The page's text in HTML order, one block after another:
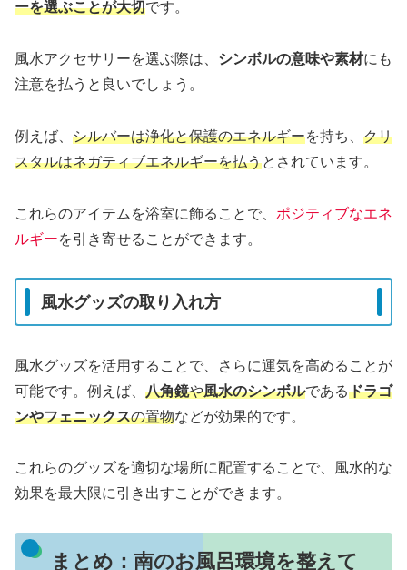
ーを選ぶことが大切です。
風水アクセサリーを選ぶ際は、 シンボルの意味や素材にも
注意を払うと良いでしょう。
例えば、 シルバーは浄化と保護のエネルギーを持ち、 クリ
スタルはネガティブエネルギーを払うとされています。
これらのアイテムを浴室に飾ることで、 ポジティブなエネ
ルギーを引き寄せることができます。
風水グッズの取り入れ方
風水グッズを活用することで、さらに運気を高めることが
可能です。例えば、 八角鏡や風水のシンボルであるドラゴ
ンやフェニックスの置物などが効果的です。
これらのグッズを適切な場所に配置することで、風水的な
効果を最大限に引き出すことができます。
まとめ：南のお風呂環境を整えて